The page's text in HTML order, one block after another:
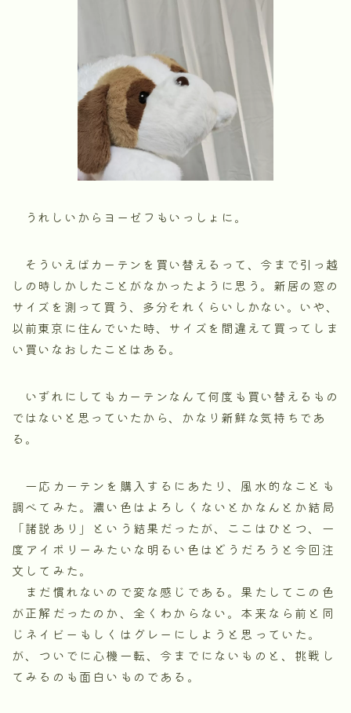
うれしいからヨーゼフもいっしょに。
そういえばカーテンを買い替えるって、今まで引っ越
しの時しかしたことがなかったように思う。新居の窓の
サイズを測って買う、多分それくらいしかない。いや、
以前東京に住んでいた時、サイズを間違えて買ってしま
い買いなおしたことはある。
いずれにしてもカーテンなんて何度も買い替えるもの
ではないと思っていたから、かなり新鮮な気持ちであ
る。
一応カーテンを購入するにあたり、風水的なことも
調べてみた。濃い色はよろしくないとかなんとか結局
「諸説あり」という結果だったが、ここはひとつ、一
度アイボリーみたいな明るい色はどうだろうと今回注
文してみた。
まだ慣れないので変な感じである。果たしてこの色
が正解だったのか、全くわからない。本来なら前と同
じネイビーもしくはグレーにしようと思っていた。
が、ついでに心機一転、今までにないものと、挑戦し
てみるのも面白いものである。